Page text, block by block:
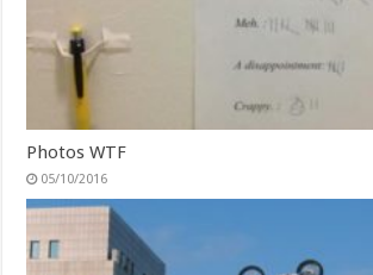
Photos WTF
05/10/2016